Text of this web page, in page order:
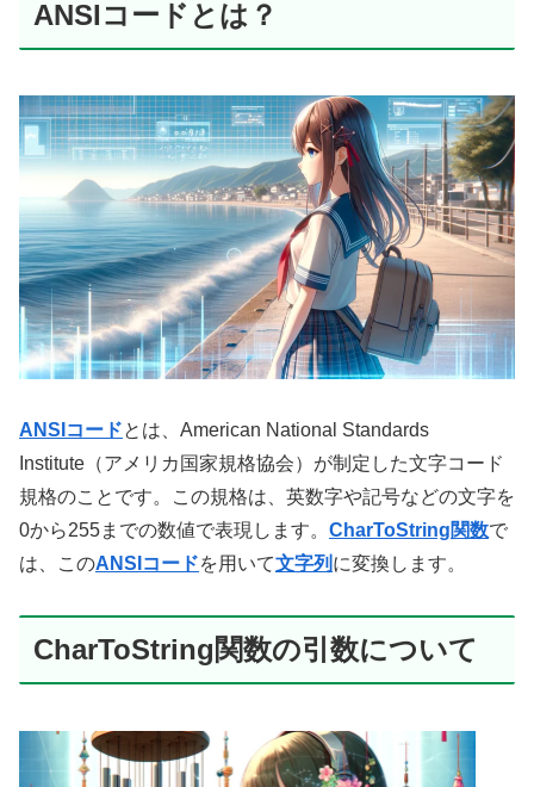
ANSIコードとは？
ANSIコードとは、American National Standards
Institute（アメリカ国家規格協会）が制定した文字コード
規格のことです。この規格は、英数字や記号などの文字を
0から255までの数値で表現します。 CharToString関数で
は、このANSIコードを用いて文字列 に変換します。
CharToString関数の引数について